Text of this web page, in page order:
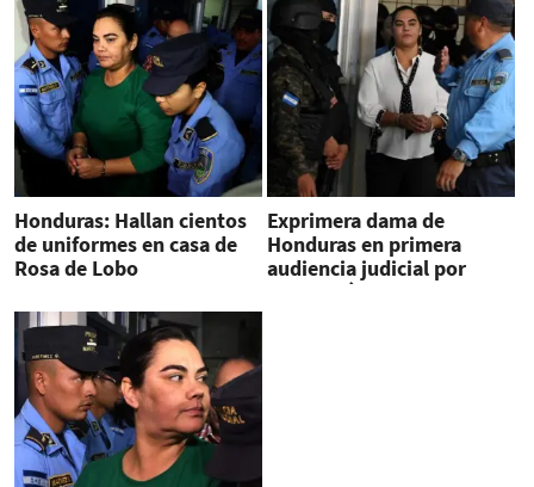
Honduras: Hallan cientos
de uniformes en casa de
Rosa de Lobo
Exprimera dama de
Honduras en primera
audiencia judicial por
corrupción